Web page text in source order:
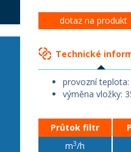
dotaz na produkt
Technické
provozní teplota:
výměna vložky:
Průtok filtr
m3/h